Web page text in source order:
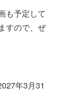
も予定して
すので、ぜ
年3月31